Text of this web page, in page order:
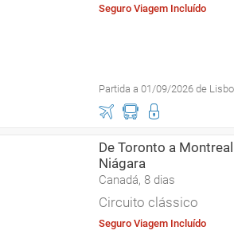
Seguro Viagem Incluído
Partida a 01/09/2026 de
De Toronto a
Niágara
Canadá, 8 dias
Circuito clássico
Seguro Viagem Incluído